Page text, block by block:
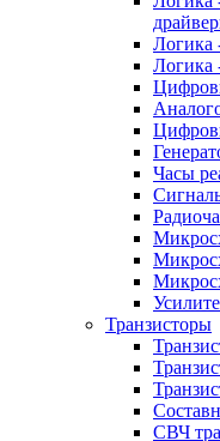
Логика
Логика
Часы
Транзисторы
СВЧ